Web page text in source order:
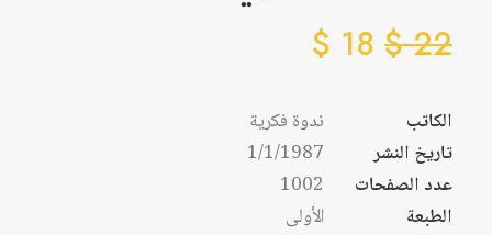
22
$
18
$
الكاتب
ندوة فكرية
تاريخ النشر
1/1/1987
عدد الصفحات
1002
الطبعة
الأولى